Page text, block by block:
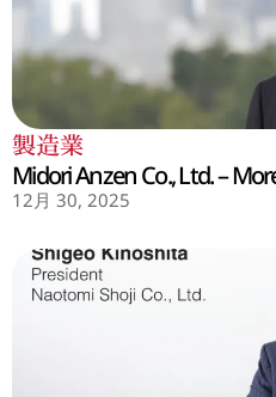
製造業
Midori Anzen Co., Ltd. –
12月 30, 2025